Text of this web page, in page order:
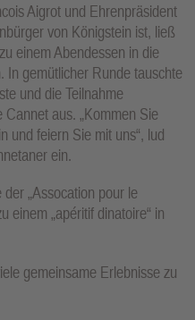
Aigrot und Ehrenpräsident
von Königstein ist, ließ
einem Abendessen in die
In gemütlicher Runde tauschte
und die Teilnahme
aus. „Kommen Sie
und feiern Sie mit uns“, lud
ein.
„Assocation pour le
einem „apéritif dinatoire“ in
gemeinsame Erlebnisse zu